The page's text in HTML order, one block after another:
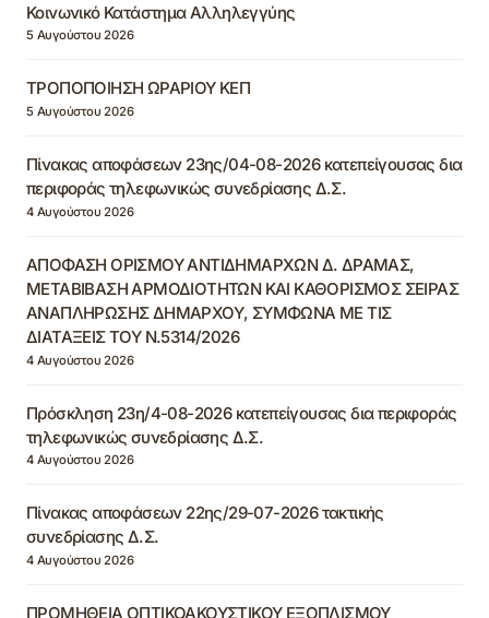
Κοινωνικό Κατάστημα Αλληλεγγύης
5 Αυγούστου 2026
ΤΡΟΠΟΠΟΙΗΣΗ ΩΡΑΡΙΟΥ ΚΕΠ
5 Αυγούστου 2026
Πίνακας αποφάσεων 23ης/04-08-2026 κατεπείγουσας δια
περιφοράς τηλεφωνικώς συνεδρίασης Δ.Σ.
4 Αυγούστου 2026
ΑΠΟΦΑΣΗ ΟΡΙΣΜΟΥ ΑΝΤΙΔΗΜΑΡΧΩΝ Δ. ΔΡΑΜΑΣ,
ΜΕΤΑΒΙΒΑΣΗ ΑΡΜΟΔΙΟΤΗΤΩΝ ΚΑΙ ΚΑΘΟΡΙΣΜΟΣ ΣΕΙΡΑΣ
ΑΝΑΠΛΗΡΩΣΗΣ ΔΗΜΑΡΧΟΥ, ΣΥΜΦΩΝΑ ΜΕ ΤΙΣ
ΔΙΑΤΑΞΕΙΣ ΤΟΥ Ν.5314/2026
4 Αυγούστου 2026
Πρόσκληση 23η/4-08-2026 κατεπείγουσας δια περιφοράς
τηλεφωνικώς συνεδρίασης Δ.Σ.
4 Αυγούστου 2026
Πίνακας αποφάσεων 22ης/29-07-2026 τακτικής
συνεδρίασης Δ.Σ.
4 Αυγούστου 2026
ΠΡΟΜΗΘΕΙΑ ΟΠΤΙΚΟΑΚΟΥΣΤΙΚΟΥ ΕΞΟΠΛΙΣΜΟΥ